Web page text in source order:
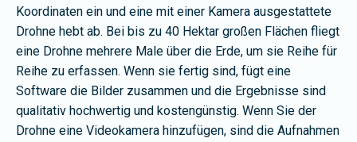
Koordinaten ein und eine mit einer Kamera ausgestattete
Drohne hebt ab. Bei bis zu 40 Hektar großen Flächen fliegt
eine Drohne mehrere Male über die Erde, um sie Reihe für
Reihe zu erfassen. Wenn sie fertig sind, fügt eine
Software die Bilder zusammen und die Ergebnisse sind
qualitativ hochwertig und kostengünstig. Wenn Sie der
Drohne eine Videokamera hinzufügen, sind die Aufnahmen